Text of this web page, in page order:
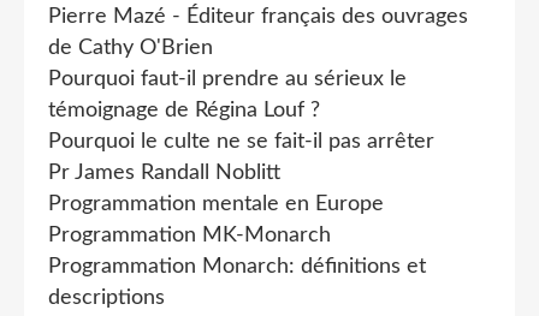
Pierre Mazé - Éditeur français des ouvrages
de Cathy O'Brien
Pourquoi faut-il prendre au sérieux le
témoignage de Régina Louf ?
Pourquoi le culte ne se fait-il pas arrêter
Pr James Randall Noblitt
Programmation mentale en Europe
Programmation MK-Monarch
Programmation Monarch: définitions et
descriptions